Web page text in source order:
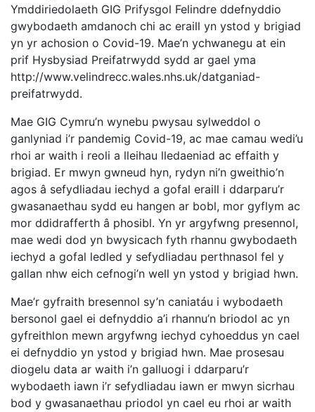
Ymddiriedolaeth GIG Prifysgol Felindre ddefnyddio
gwybodaeth amdanoch chi ac eraill yn ystod y brigiad
yn yr achosion o Covid-19. Mae’n ychwanegu at ein
prif Hysbysiad Preifatrwydd sydd ar gael yma
http://www.velindrecc.wales.nhs.uk/datganiad-
preifatrwydd.
Mae GIG Cymru’n wynebu pwysau sylweddol o
ganlyniad i’r pandemig Covid-19, ac mae camau wedi’u
rhoi ar waith i reoli a lleihau lledaeniad ac effaith y
brigiad. Er mwyn gwneud hyn, rydyn ni’n gweithio’n
agos â sefydliadau iechyd a gofal eraill i ddarparu’r
gwasanaethau sydd eu hangen ar bobl, mor gyflym ac
mor ddidrafferth â phosibl. Yn yr argyfwng presennol,
mae wedi dod yn bwysicach fyth rhannu gwybodaeth
iechyd a gofal ledled y sefydliadau perthnasol fel y
gallan nhw eich cefnogi’n well yn ystod y brigiad hwn.
Mae’r gyfraith bresennol sy’n caniatáu i wybodaeth
bersonol gael ei defnyddio a’i rhannu’n briodol ac yn
gyfreithlon mewn argyfwng iechyd cyhoeddus yn cael
ei defnyddio yn ystod y brigiad hwn. Mae prosesau
diogelu data ar waith i’n galluogi i ddarparu’r
wybodaeth iawn i’r sefydliadau iawn er mwyn sicrhau
bod y gwasanaethau priodol yn cael eu rhoi ar waith